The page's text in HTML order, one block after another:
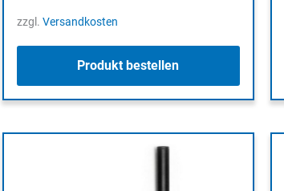
zzgl. Versandkosten
Produkt bestellen